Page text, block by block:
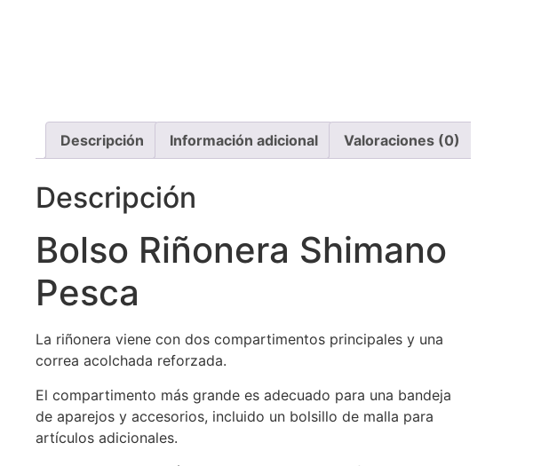
Descripción Información adicional Valoraciones (0)
Descripción
Bolso Riñonera Shimano
Pesca
La riñonera viene con dos compartimentos principales y una
correa acolchada reforzada.
El compartimento más grande es adecuado para una bandeja
de aparejos y accesorios, incluido un bolsillo de malla para
artículos adicionales.